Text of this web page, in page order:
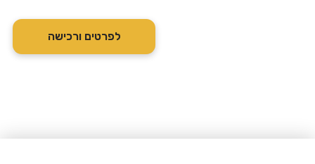
לפרטים ורכישה